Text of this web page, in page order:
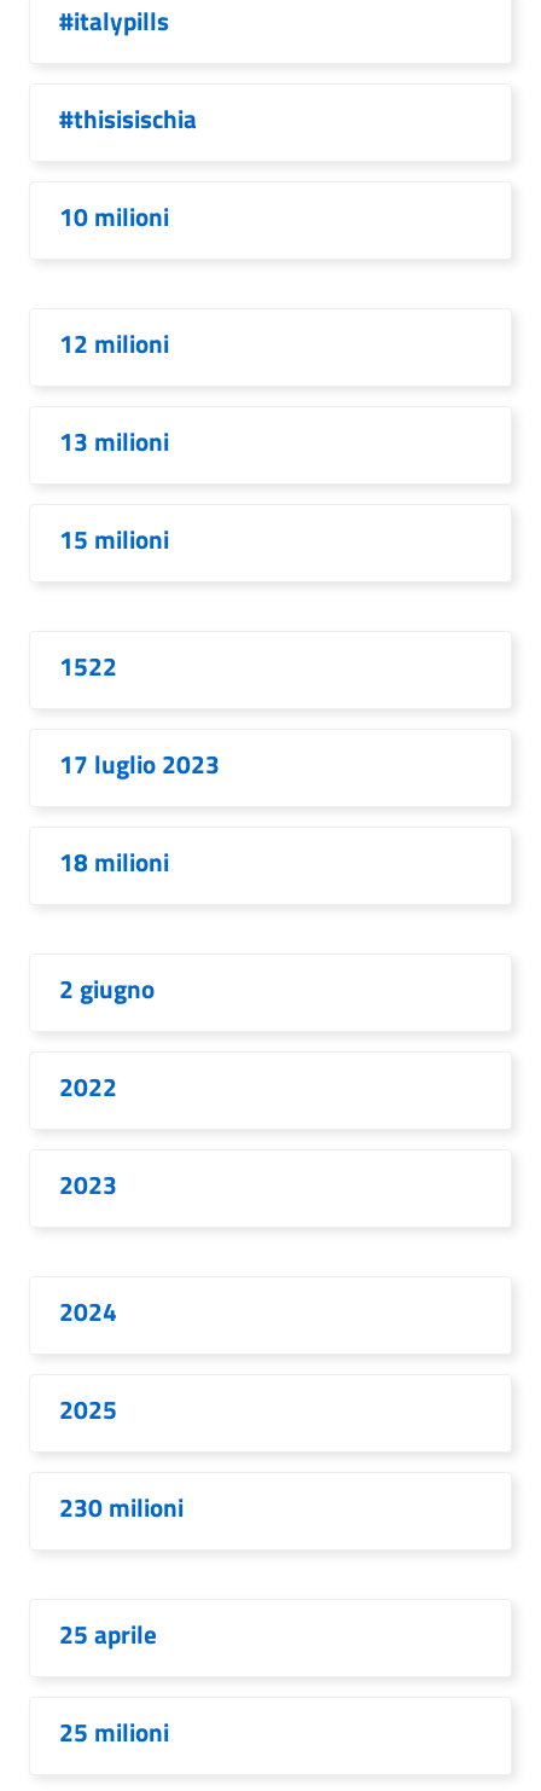
#italypills
#thisisischia
10 milioni
12 milioni
13 milioni
15 milioni
1522
17 luglio 2023
18 milioni
2 giugno
2022
2023
2024
2025
230 milioni
25 aprile
25 milioni